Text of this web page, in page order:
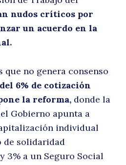
nudos críticos por
un acuerdo en la
que no genera consenso
6% de cotización
la reforma, donde la
Gobierno apunta a
individual
de solidaridad
3% a un Seguro Social